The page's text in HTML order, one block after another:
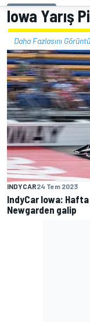
Iowa Yarış
Daha Fazlasını
INDYCAR24 Tem 2023
IndyCar Iowa:
Newgarden galip